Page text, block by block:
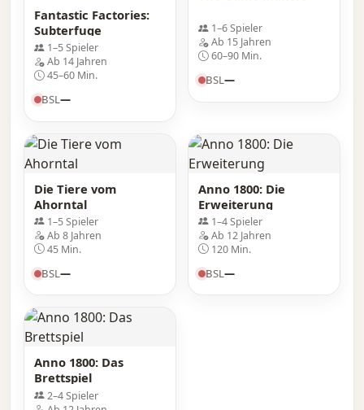
Fantastic Factories:
Subterfuge
1–5 Spieler
Ab 14 Jahren
45–60 Min.
BSL—
1–6 Spieler
Ab 15 Jahren
60–90 Min.
BSL—
Die Tiere vom
Ahorntal
1–5 Spieler
Ab 8 Jahren
45 Min.
BSL—
Anno 1800: Die
Erweiterung
1–4 Spieler
Ab 12 Jahren
120 Min.
BSL—
Anno 1800: Das
Brettspiel
2–4 Spieler